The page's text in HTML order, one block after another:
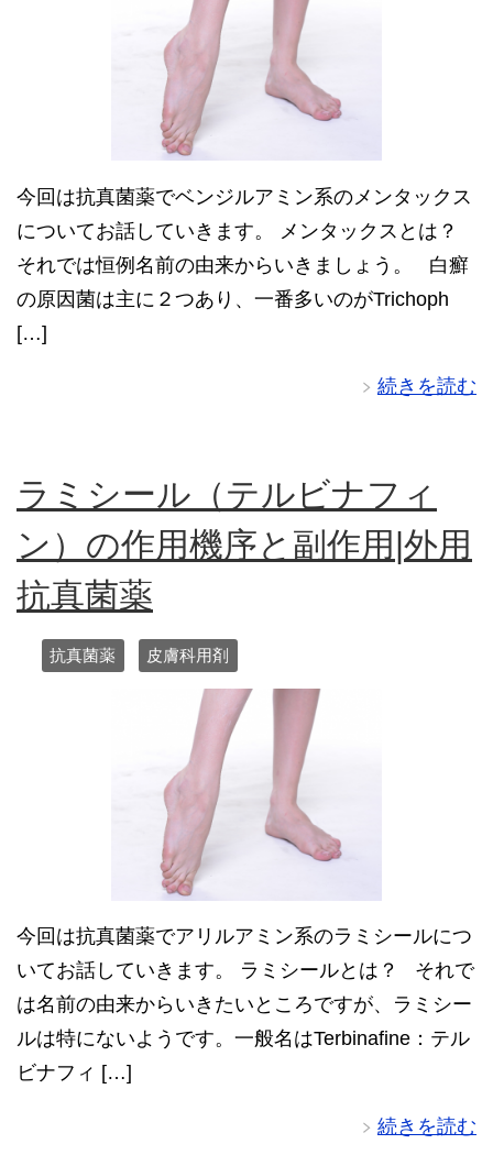
今回は抗真菌薬でベンジルアミン系のメンタックス
についてお話していきます。 メンタックスとは？
それでは恒例名前の由来からいきましょう。 白癬
の原因菌は主に２つあり、一番多いのがTrichoph
[…]
続きを読む
ラミシール（テルビナフィ
ン）の作用機序と副作用|外用
抗真菌薬
抗真菌薬 皮膚科用剤
今回は抗真菌薬でアリルアミン系のラミシールにつ
いてお話していきます。 ラミシールとは？ それで
は名前の由来からいきたいところですが、ラミシー
ルは特にないようです。一般名はTerbinafine：テル
ビナフィ […]
続きを読む